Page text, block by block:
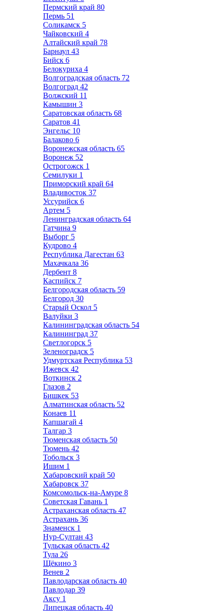
Пермский край 80
Пермь 51
Соликамск 5
Чайковский 4
Алтайский край 78
Барнаул 43
Бийск 6
Белокуриха 4
Волгоградская область 72
Волгоград 42
Волжский 11
Камышин 3
Саратовская область 68
Саратов 41
Энгельс 10
Балаково 6
Воронежская область 65
Воронеж 52
Острогожск 1
Семилуки 1
Приморский край 64
Владивосток 37
Уссурийск 6
Артем 5
Ленинградская область 64
Гатчина 9
Выборг 5
Кудрово 4
Республика Дагестан 63
Махачкала 36
Дербент 8
Каспийск 7
Белгородская область 59
Белгород 30
Старый Оскол 5
Валуйки 3
Калининградская область 54
Калининград 37
Светлогорск 5
Зеленоградск 5
Удмуртская Республика 53
Ижевск 42
Воткинск 2
Глазов 2
Бишкек 53
Алматинская область 52
Конаев 11
Капшагай 4
Талгар 3
Тюменская область 50
Тюмень 42
Тобольск 3
Ишим 1
Хабаровский край 50
Хабаровск 37
Комсомольск-на-Амуре 8
Советская Гавань 1
Астраханская область 47
Астрахань 36
Знаменск 1
Нур-Султан 43
Тульская область 42
Тула 26
Щёкино 3
Венев 2
Павлодарская область 40
Павлодар 39
Аксу 1
Липецкая область 40